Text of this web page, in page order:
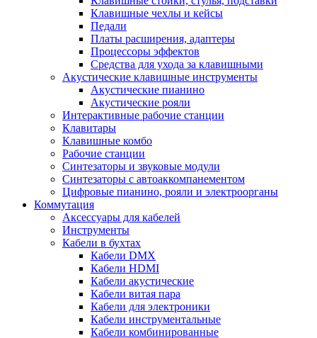
Клавишные чехлы и кейсы
Педали
Платы расширения, адаптеры
Процессоры эффектов
Средства для ухода за клавишными
Акустические клавишные инструменты
Акустические пианино
Акустические рояли
Интерактивные рабочие станции
Клавитары
Клавишные комбо
Рабочие станции
Синтезаторы и звуковые модули
Синтезаторы с автоаккомпанементом
Цифровые пианино, рояли и электроорганы
Коммутация
Аксессуары для кабелей
Инструменты
Кабели в бухтах
Кабели DMX
Кабели HDMI
Кабели акустические
Кабели витая пара
Кабели для электроники
Кабели инструментальные
Кабели комбинированные